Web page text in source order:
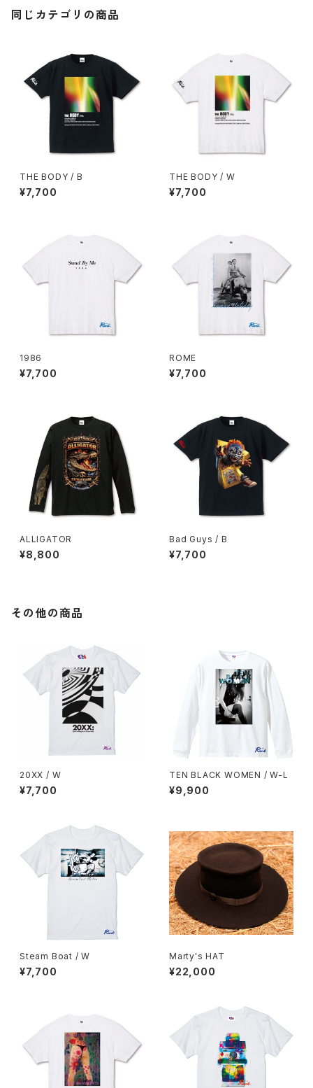
同じカテゴリの商品
THE BODY / B
¥7,700
THE BODY / W
¥7,700
1986
¥7,700
ROME
¥7,700
ALLIGATOR
¥8,800
Bad Guys / B
¥7,700
その他の商品
20XX / W
¥7,700
TEN BLACK WOMEN / W-L
¥9,900
Steam Boat / W
¥7,700
Marty's HAT
¥22,000